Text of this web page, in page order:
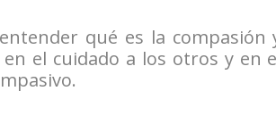
qué es la compasión
el cuidado a los otros y en